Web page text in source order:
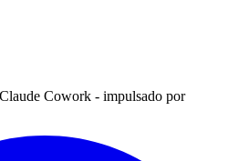
Cowork - impulsado por